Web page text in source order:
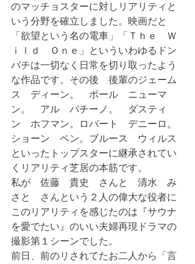
のマッチョスターに対しリアリティと
いう分野を確立しました。映画だと
「欲望という名の電車」「Ｔｈｅ　Ｗ
ｉｌｄ　Ｏｎｅ」といういわゆるドン
パチは一切なく日常を切り取ったよう
な作品です。その後　後輩のジェーム
ス　ディーン。　ポール　ニューマ
ン。　アル　パチーノ。　ダスティ
ン　ホフマン。ロバート　デニーロ。
ショーン　ペン。ブルース　ウィルス
といったトップスターに継承されてい
くリアリティ芝居の本筋です。
私が　佐藤　貴史　さんと　清水　み
さと　さんという２人の偉大な役者に
このリアリティを感じたのは『サウナ
を愛でたい』のいい夫婦再現ドラマの
撮影第１シーンでした。
前日、前のリされてたお二人から「言